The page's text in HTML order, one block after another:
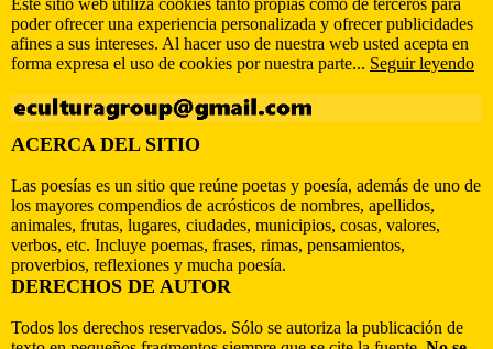
Este sitio web utiliza cookies tanto propias como de terceros para
poder ofrecer una experiencia personalizada y ofrecer publicidades
afines a sus intereses. Al hacer uso de nuestra web usted acepta en
forma expresa el uso de cookies por nuestra parte... Seguir leyendo
ACERCA DEL SITIO
Las poesías es un sitio que reúne poetas y poesía, además de uno de
los mayores compendios de acrósticos de nombres, apellidos,
animales, frutas, lugares, ciudades, municipios, cosas, valores,
verbos, etc. Incluye poemas, frases, rimas, pensamientos,
proverbios, reflexiones y mucha poesía.
DERECHOS DE AUTOR
Todos los derechos reservados. Sólo se autoriza la publicación de